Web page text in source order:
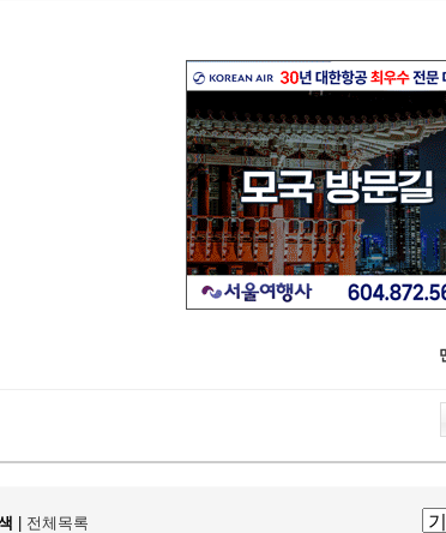
전체목록